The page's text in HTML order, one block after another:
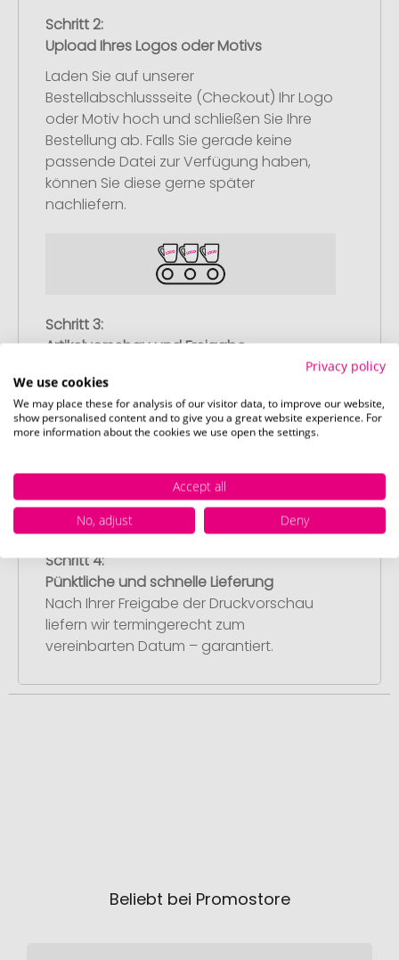
Schritt 2:
Upload Ihres Logos oder Motivs
Laden Sie auf unserer
Bestellabschlussseite (Checkout) Ihr Logo
oder Motiv hoch und schließen Sie Ihre
Bestellung ab. Falls Sie gerade keine
passende Datei zur Verfügung haben,
können Sie diese gerne später
nachliefern.
Schritt 3:
Artikelvorschau und Freigabe
Sie erhalten von uns eine kostenlose
Druckvorschau mit Ihrem Design. Sobald
Sie diese freigeben, starten wir
umgehend mit der Produktion.
Schritt 4:
Pünktliche und schnelle Lieferung
Nach Ihrer Freigabe der Druckvorschau
liefern wir termingerecht zum
vereinbarten Datum – garantiert.
Beliebt bei Promostore
Privacy policy
We use cookies
We may place these for analysis of our visitor data, to improve our website,
show personalised content and to give you a great website experience. For
more information about the cookies we use open the settings.
Accept all
No, adjust
Deny